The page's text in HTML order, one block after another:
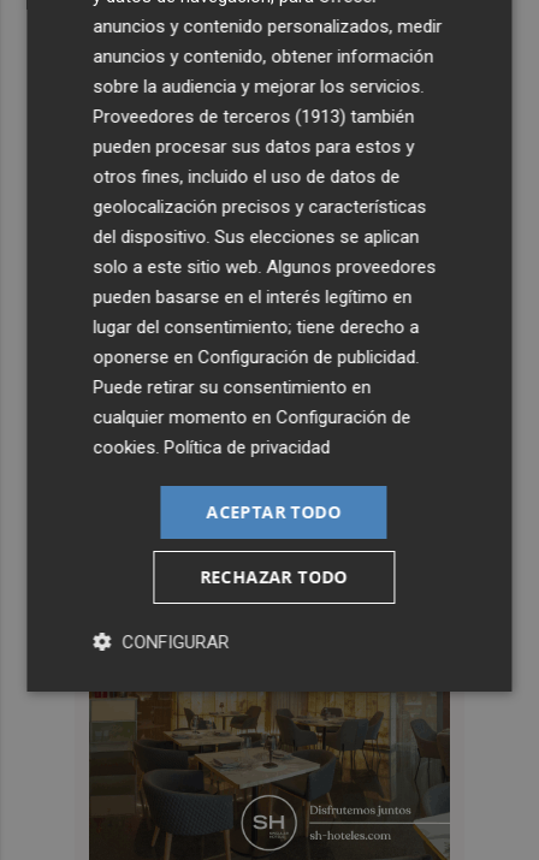
anuncios y contenido personalizados, medir
anuncios y contenido, obtener información
sobre la audiencia y mejorar los servicios.
Proveedores de terceros (1913) también
pueden procesar sus datos para estos y
otros fines, incluido el uso de datos de
geolocalización precisos y características
del dispositivo. Sus elecciones se aplican
solo a este sitio web. Algunos proveedores
pueden basarse en el interés legítimo en
lugar del consentimiento; tiene derecho a
oponerse enConfiguración de publicidad
Puede retirar su consentimiento en
cualquier momento enConfiguración de
cookies .Política de privacidad
ACEPTAR TODO
RECHAZAR TODO
CONFIGURAR